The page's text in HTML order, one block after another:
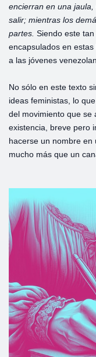
encierran en una
salir; mientras los
partes. Siendo este
encapsulados en
a las jóvenes
No sólo en este texto
ideas feministas, lo
del movimiento que se
existencia, breve pero
hacerse un nombre
mucho más que un